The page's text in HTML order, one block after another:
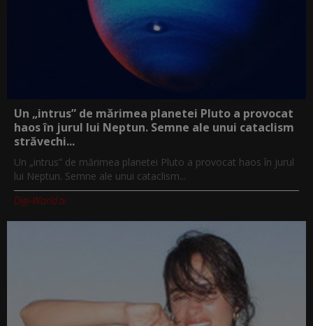
Un „intrus” de mărimea planetei Pluto a provocat
haos în jurul lui Neptun. Semne ale unui cataclism
străvechi...
Un „intrus” de mărimea planetei Pluto a provocat haos în jurul
lui Neptun. Semne ale unui cataclism...
Digi-World.tv